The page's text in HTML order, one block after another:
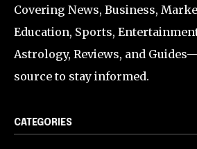
Covering News, Business,
Education, Sports,
Astrology, Reviews, and
source to stay informed.
CATEGORIES